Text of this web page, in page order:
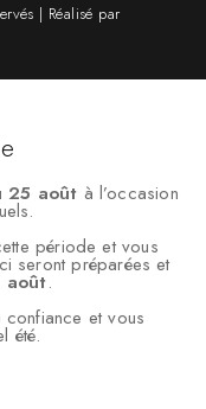
| Réalisé par
25 août à l’occasion
période et vous
seront préparées et
août.
et vous
été.